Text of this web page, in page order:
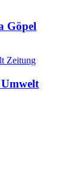
Göpel